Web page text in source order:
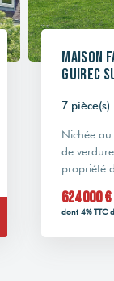
Maison
Guirec
7 pièce(s)
Nichée
de
propriété
624 000 €
dont 4% TTC